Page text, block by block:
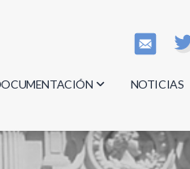
Actas
Reglamentos
NOTICIAS